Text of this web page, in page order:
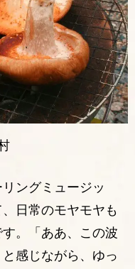
ングミュージッ
日常のモヤモヤも
。「ああ、この波
感じながら、ゆっ